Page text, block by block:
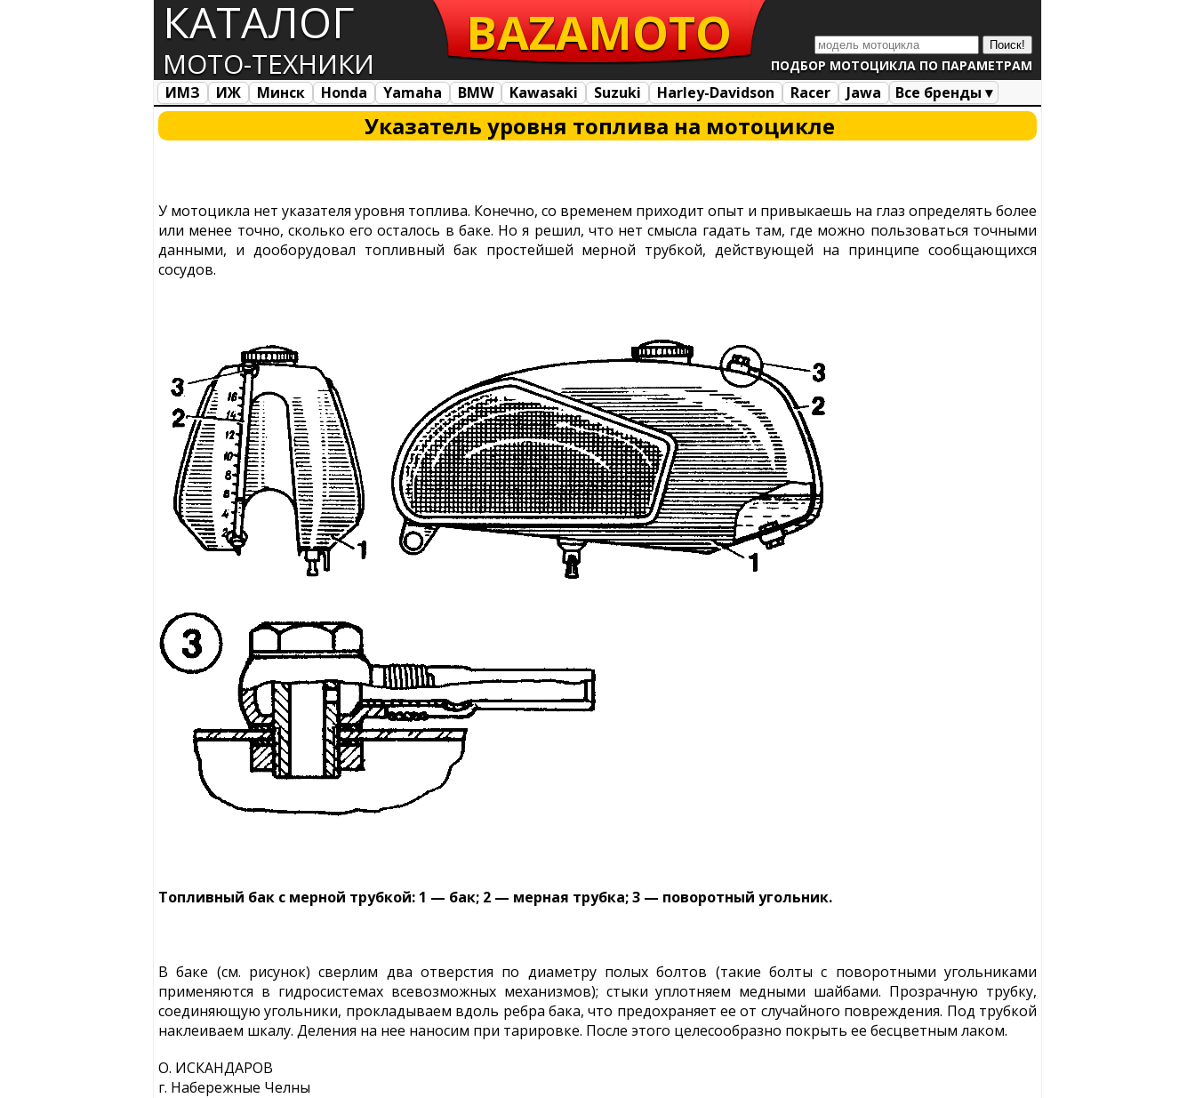
КАТАЛОГ
МОТО-ТЕХНИКИ ПОДБОР МОТОЦИКЛА ПО ПАРАМЕТРАМ
BAZAMOTO
ИМЗ ИЖ Минск Honda Yamaha BMW Kawasaki Suzuki Harley-Davidson Racer Jawa
Все бренды ▾
Все марки
Загрузка... Указатель уровня топлива на мотоцикле
У мотоцикла нет указателя уровня топлива. Конечно, со временем приходит опыт и привыкаешь на глаз определять более
или менее точно, сколько его осталось в баке. Но я решил, что нет смысла гадать там, где можно пользоваться точными
данными, и дооборудовал топливный бак простейшей мерной трубкой, действующей на принципе сообщающихся
сосудов.
Топливный бак с мерной трубкой: 1 — бак; 2 — мерная трубка; 3 — поворотный угольник.
В баке (см. рисунок) сверлим два отверстия по диаметру полых болтов (такие болты с поворотными угольниками
применяются в гидросистемах всевозможных механизмов); стыки уплотняем медными шайбами. Прозрачную трубку,
соединяющую угольники, прокладываем вдоль ребра бака, что предохраняет ее от случайного повреждения. Под трубкой
наклеиваем шкалу. Деления на нее наносим при тарировке. После этого целесообразно покрыть ее бесцветным лаком.
О. ИСКАНДАРОВ
г. Набережные Челны